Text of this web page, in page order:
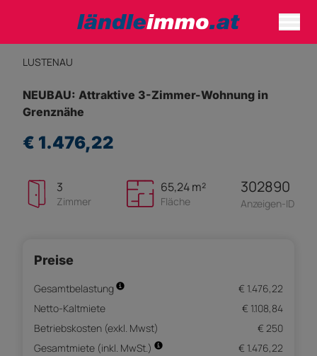
LUSTENAU
NEUBAU: Attraktive 3-Zimmer-Wohnung in
Grenznähe
€ 1.476,22
3
Zimmer
65,24 m²
Fläche
302890
Anzeigen-ID
Preise
Gesamtbelastung
€ 1.476,22
Netto-Kaltmiete
€ 1.108,84
Betriebskosten (exkl. Mwst)
€ 250
Gesamtmiete (inkl. MwSt.)
€ 1.476,22